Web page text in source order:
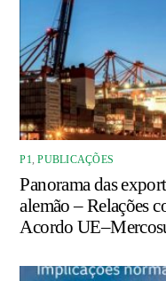
P1 ,PUBLICAÇÕES
Panorama das
alemão – Relações
Acordo